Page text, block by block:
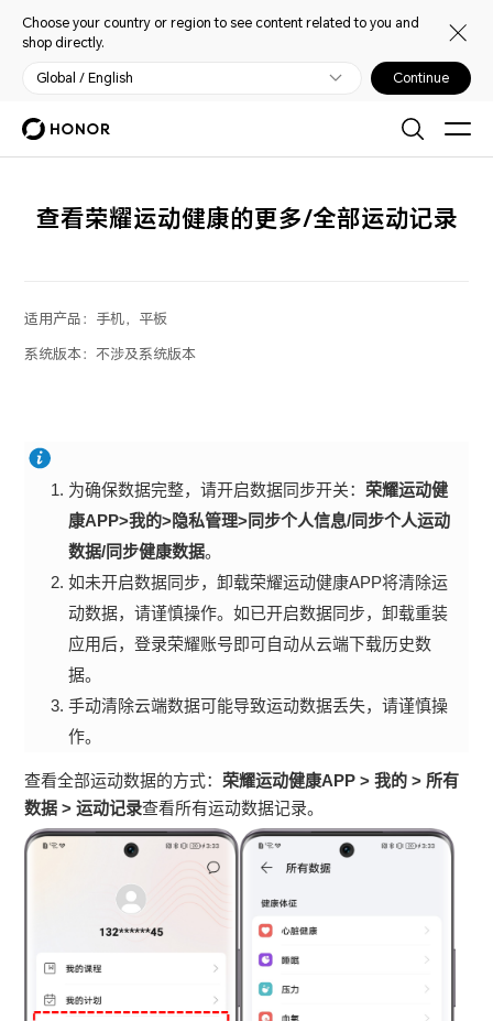
Choose your country or region to see content related to you and
shop directly.
Global / English Continue
查看荣耀运动健康的更多/全部运动记录
适用产品： 手机，平板
系统版本：不涉及系统版本
为确保数据完整，请开启数据同步开关： 荣耀运动健
康APP>我的>隐私管理>同步个人信息/同步个人运动
数据/同步健康数据。
如未开启数据同步，卸载荣耀运动健康APP将清除运
动数据，请谨慎操作。如已开启数据同步，卸载重装
应用后，登录荣耀账号即可自动从云端下载历史数
据。
手动清除云端数据可能导致运动数据丢失，请谨慎操
作。
查看全部运动数据的方式： 荣耀运动健康APP >我的 > 所有
数据 >运动记录查看所有运动数据记录。